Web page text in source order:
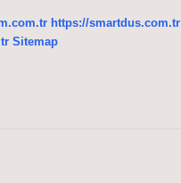
https://smartdus.com.tr
Sitemap